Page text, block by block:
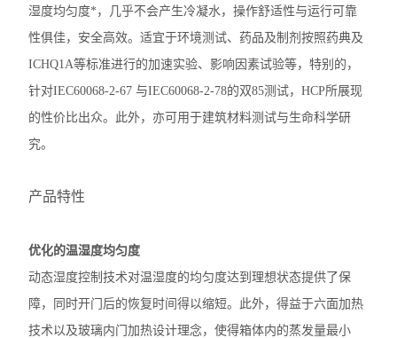
湿度均匀度*，几乎不会产生冷凝水，操作舒适性与运行可靠
性俱佳，安全高效。适宜于环境测试、药品及制剂按照药典及
ICHQ1A等标准进行的加速实验、影响因素试验等，特别的，
针对IEC60068-2-67 与IEC60068-2-78的双85测试，HCP所展现
的性价比出众。此外，亦可用于建筑材料测试与生命科学研
究。
产品特性
优化的温湿度均匀度
动态湿度控制技术对温湿度的均匀度达到理想状态提供了保
障，同时开门后的恢复时间得以缩短。此外，得益于六面加热
技术以及玻璃内门加热设计理念，使得箱体内的蒸发量最小